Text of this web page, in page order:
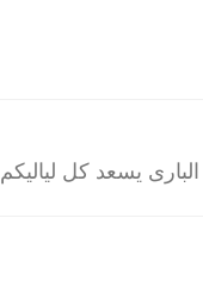
يسعد كل لياليكم